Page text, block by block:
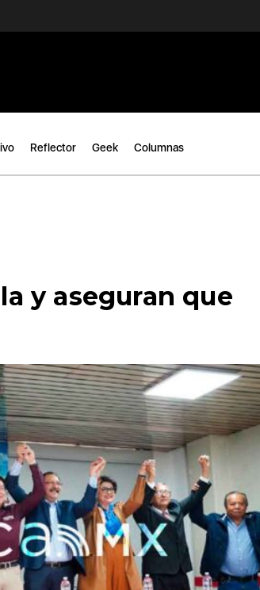
Reflector Geek Columnas
y aseguran que